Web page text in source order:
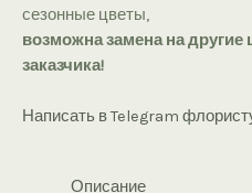
сезонные цветы,
возможна замена на другие
заказчика!
Написать в Telegram
Описание